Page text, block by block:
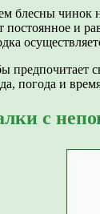
блесны чинок
постоянное и
погода и
с